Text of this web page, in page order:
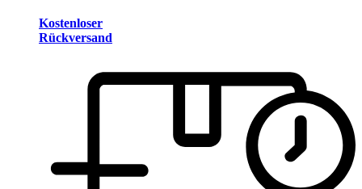
Kostenloser
Rückversand